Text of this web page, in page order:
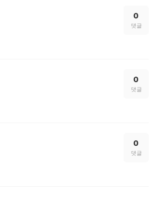
0
댓글
0
댓글
0
댓글